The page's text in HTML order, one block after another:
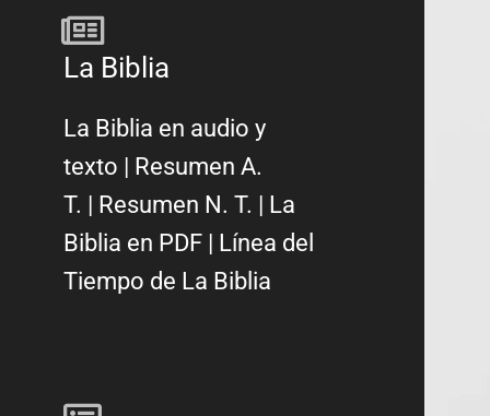
La Biblia
La Biblia en audio y
texto | Resumen A.
T. | Resumen N. T. | La
Biblia en PDF | Línea del
Tiempo de La Biblia